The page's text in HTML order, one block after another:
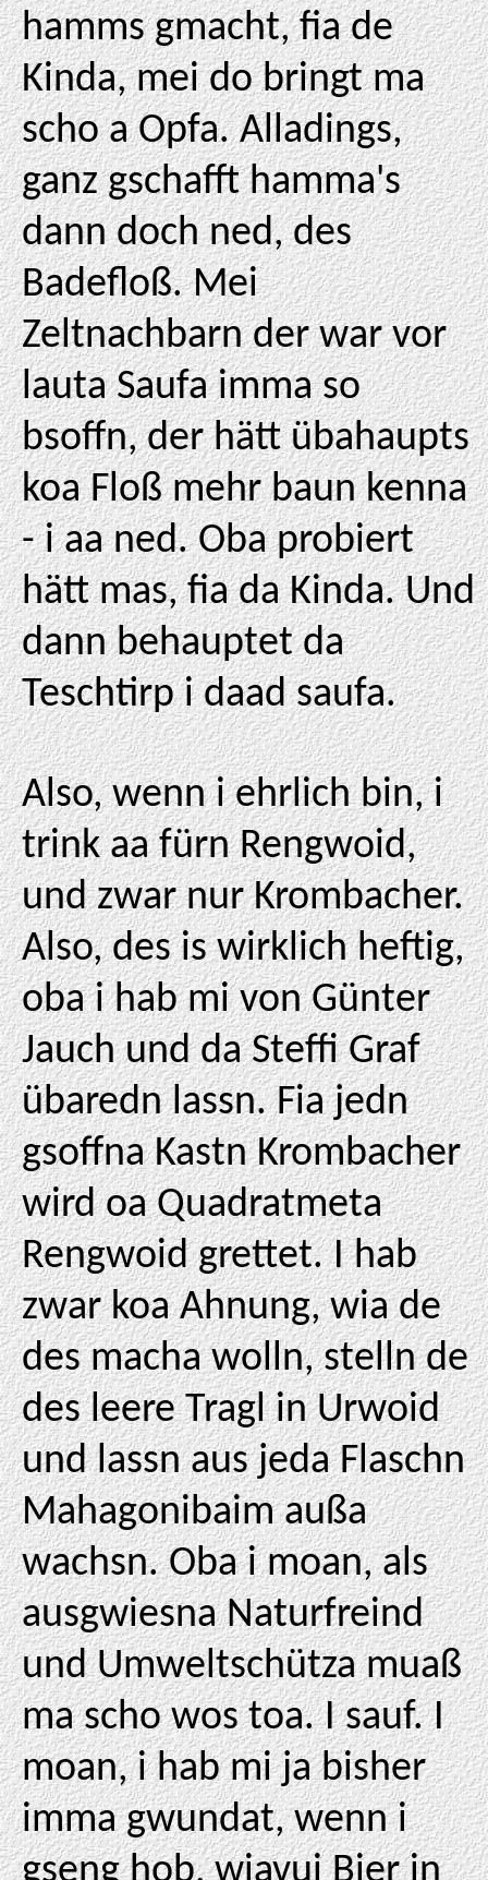
hamms gmacht, fia de
Kinda, mei do bringt ma
scho a Opfa. Alladings,
ganz gschafft hamma's
dann doch ned, des
Badefloß. Mei
Zeltnachbarn der war vor
lauta Saufa imma so
bsoffn, der hätt übahaupts
koa Floß mehr baun kenna
- i aa ned. Oba probiert
hätt mas, fia da Kinda. Und
dann behauptet da
Teschtirp i daad saufa.
Also, wenn i ehrlich bin, i
trink aa fürn Rengwoid,
und zwar nur Krombacher.
Also, des is wirklich heftig,
oba i hab mi von Günter
Jauch und da Steffi Graf
übaredn lassn. Fia jedn
gsoffna Kastn Krombacher
wird oa Quadratmeta
Rengwoid grettet. I hab
zwar koa Ahnung, wia de
des macha wolln, stelln de
des leere Tragl in Urwoid
und lassn aus jeda Flaschn
Mahagonibaim außa
wachsn. Oba i moan, als
ausgwiesna Naturfreind
und Umweltschütza muaß
ma scho wos toa. I sauf. I
moan, i hab mi ja bisher
imma gwundat, wenn i